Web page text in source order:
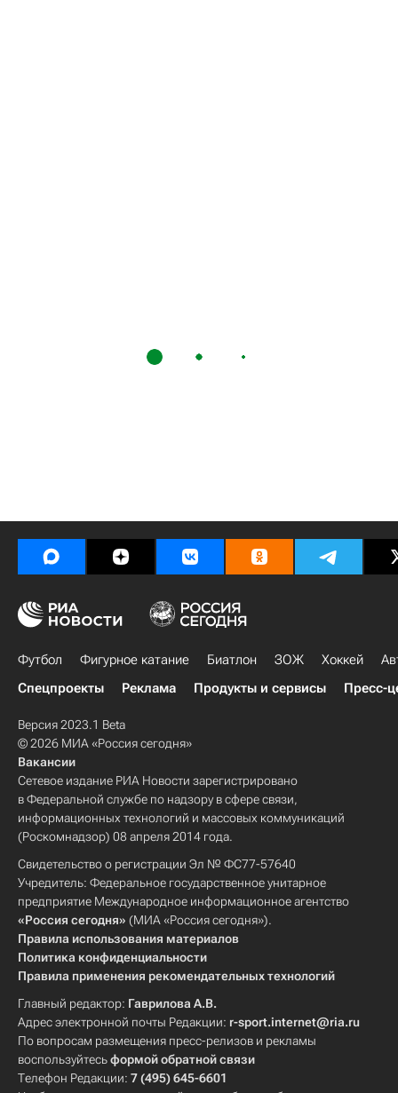
Футбол Фигурное катание Биатлон ЗОЖ Хоккей
Спецпроекты
Реклама Продукты и сервисы Пресс-
Версия 2023.1 Beta
© 2026 МИА «Россия сегодня»
Вакансии
Сетевое издание РИА Новости зарегистрировано
в Федеральной службе по надзору в сфере связи,
информационных технологий и массовых коммуникаций
(Роскомнадзор) 08 апреля 2014 года.
Свидетельство о регистрации Эл № ФС77-57640
Учредитель: Федеральное государственное унитарное
предприятие Международное информационное агентство
«Россия сегодня» (МИА «Россия сегодня»).
Правила использования материалов
Политика конфиденциальности
Правила применения рекомендательных технологий
Главный редактор: Гаврилова А.В.
Адрес электронной почты Редакции: r-sport.internet@ria.ru
По вопросам размещения пресс-релизов и рекламы
воспользуйтесьформой обратной связи
Телефон Редакции: 7 (495) 645-6601